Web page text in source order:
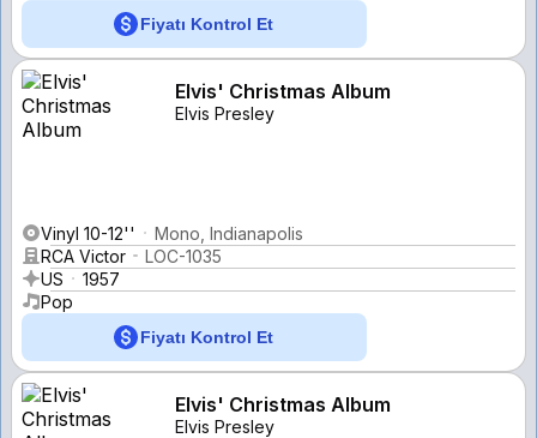
Fiyatı Kontrol Et
Elvis' Christmas Album
Elvis Presley
Vinyl 10-12''
Mono, Indianapolis
RCA Victor
LOC-1035
US
1957
Pop
Fiyatı Kontrol Et
Elvis' Christmas Album
Elvis Presley